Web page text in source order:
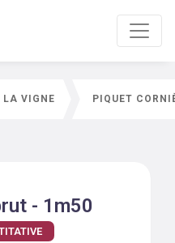
VIGNE PIQUET
- 1m50